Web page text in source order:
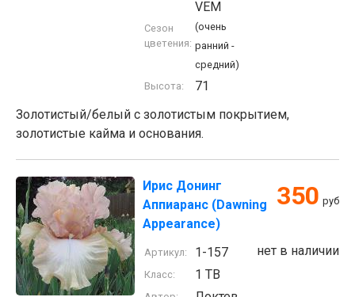
Сезон
цветения:
VEM
(очень
ранний -
средний)
Высота:
71
Золотистый/белый с золотистым покрытием,
золотистые кайма и основания.
Ирис Донинг
Аппиаранс (Dawning
Appearance)
350 руб
нет в наличии
Артикул: 1-157
Класс: 1 TB